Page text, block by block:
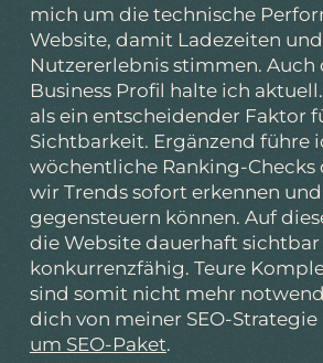
mich um die technische
Website, damit Ladezeiten und
Nutzererlebnis stimmen. Auch
Business Profil halte ich
als ein entscheidender Faktor
Sichtbarkeit. Ergänzend führe
wöchentliche Ranking-
wir Trends sofort erkennen
gegensteuern können. Auf
die Website dauerhaft sichtbar
konkurrenzfähig. Teure
sind somit nicht mehr
dich von meiner SEO-Strategie
um SEO-Paket.